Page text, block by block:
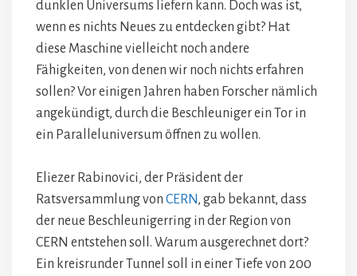
dunklen Universums liefern kann. Doch was ist,
wenn es nichts Neues zu entdecken gibt? Hat
diese Maschine vielleicht noch andere
Fähigkeiten, von denen wir noch nichts erfahren
sollen? Vor einigen Jahren haben Forscher nämlich
angekündigt, durch die Beschleuniger ein Tor in
ein Paralleluniversum öffnen zu wollen.
Eliezer Rabinovici, der Präsident der
Ratsversammlung von CERN, gab bekannt, dass
der neue Beschleunigerring in der Region von
CERN entstehen soll. Warum ausgerechnet dort?
Ein kreisrunder Tunnel soll in einer Tiefe von 200